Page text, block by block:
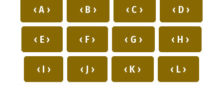
‹ A › ‹ B › ‹ C › ‹ D ›
‹ E › ‹ F › ‹ G › ‹ H ›
‹ I › ‹ J › ‹ K › ‹ L ›